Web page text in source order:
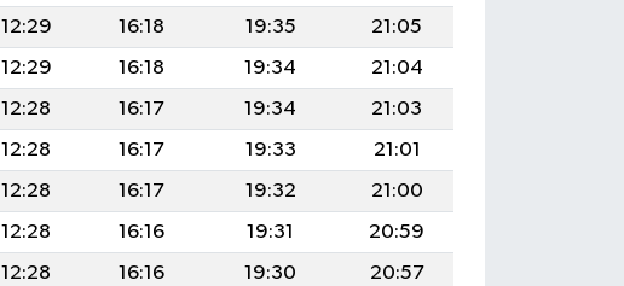
12:29 16:18 19:35
21:05
12:29 16:18 19:34
21:04
12:28 16:17 19:34
21:03
12:28 16:17 19:33
21:01
12:28 16:17 19:32
21:00
12:28 16:16 19:31
20:59
12:28 16:16 19:30
20:57